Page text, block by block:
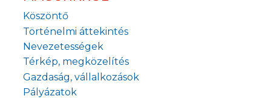
Köszöntő
Történelmi áttekintés
Nevezetességek
Térkép, megközelítés
Gazdaság, vállalkozások
Pályázatok